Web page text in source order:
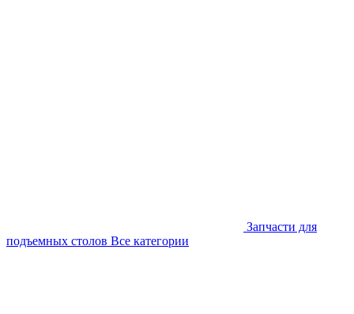
Запчасти для
подъемных столов Все категории